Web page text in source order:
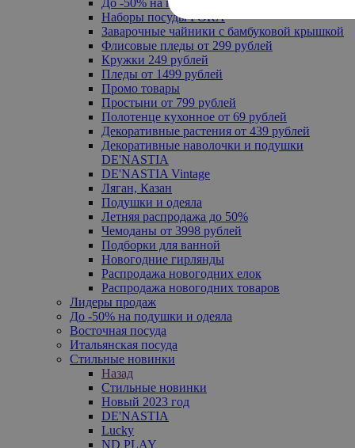
Наборы посуды FORA
Заварочные чайники с бамбуковой крышкой
Флисовые пледы от 299 рублей
Кружки 249 рублей
Пледы от 1499 рублей
Промо товары
Простыни от 799 рублей
Полотенце кухонное от 69 рублей
Декоративные растения от 439 рублей
Декоративные наволочки и подушки
DE'NASTIA
DE'NASTIA Vintage
Ляган, Казан
Подушки и одеяла
Летняя распродажа до 50%
Чемоданы от 3998 рублей
Подборки для ванной
Новогодние гирлянды
Распродажа новогодних елок
Распродажа новогодних товаров
Лидеры продаж
До -50% на подушки и одеяла
Восточная посуда
Итальянская посуда
Стильные новинки
Назад
Стильные новинки
Новый 2023 год
DE'NASTIA
Lucky
ND PLAY